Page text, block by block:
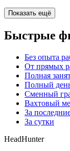
Показать ещё
Быстрые
Без опыта
От прямых
Полная
Полный
Сменный
Вахтовый
За
За сутки
HeadHunter